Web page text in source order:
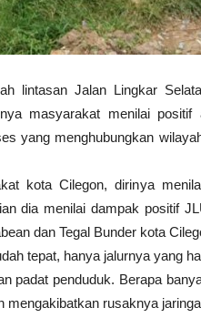
lintasan Jalan Lingkar
masyarakat menilai positif
yang menghubungkan
kota Cilegon, dirinya
dia menilai dampak positif
dan Tegal Bunder kota
tepat, hanya jalurnya yang
padat penduduk. Berapa
rusaknya